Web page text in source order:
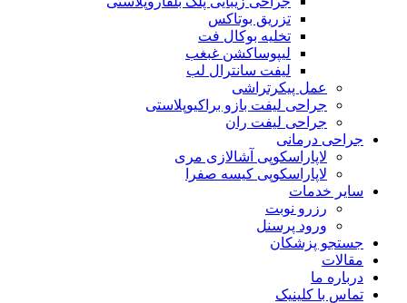
تزریق بوتاکس
تخلیه بوکال فت
لیپوساکشن غبغب
لیفت سانترال لب
عمل پیکرتراشی
جراحی لیفت بازو براکیوپلاستی
جراحی لیفت ران
جراحی درمانی
لاپاراسکوپی آشالازی مری
لاپاراسکوپی کیسه صفرا
سایر خدمات
رزرو نوبت
ورود پرسنل
جستجو پزشکان
مقالات
درباره ما
تماس با کلینیک